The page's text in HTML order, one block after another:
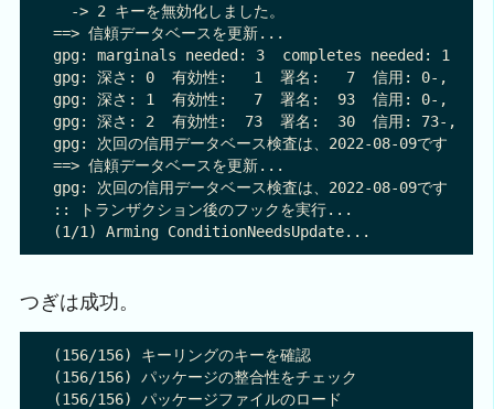
  -> 2 キーを無効化しました。
==> 信頼データベースを更新...
gpg: marginals needed: 3  completes needed: 1
gpg: 深さ: 0  有効性:   1  署名:   7  信用: 0-, 0q,
gpg: 深さ: 1  有効性:   7  署名:  93  信用: 0-, 0q,
gpg: 深さ: 2  有効性:  73  署名:  30  信用: 73-,
gpg: 次回の信用データベース検査は、2022-08-09です
==> 信頼データベースを更新...
gpg: 次回の信用データベース検査は、2022-08-09です
:: トランザクション後のフックを実行...
つぎは成功。
(156/156) キーリングのキーを確認
(156/156) パッケージの整合性をチェック
(156/156) パッケージファイルのロード